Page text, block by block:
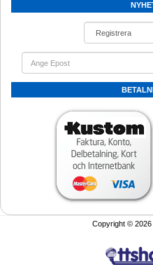
Copyright ©